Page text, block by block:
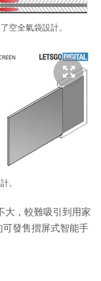
空全氣袋設計。
。
大，較難吸引到用家
發售摺屏式智能手